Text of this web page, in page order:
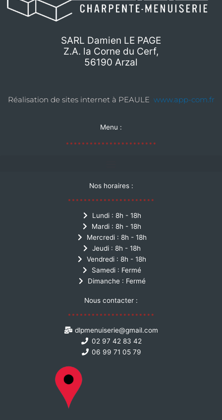
SARL Damien LE PAGE
Z.A. la Corne du Cerf,
56190 Arzal
Réalisation de sites internet à PEAULE www.app-com.fr
Menu :
Nos horaires :
Lundi : 8h - 18h
Mardi : 8h - 18h
Mercredi : 8h - 18h
Jeudi : 8h - 18h
Vendredi : 8h - 18h
Samedi : Fermé
Dimanche : Fermé
Nous contacter :
dlpmenuiserie@gmail.com
02 97 42 83 42
06 99 71 05 79